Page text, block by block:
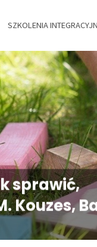
SZKOLENIA
sprawić,
Kouzes,